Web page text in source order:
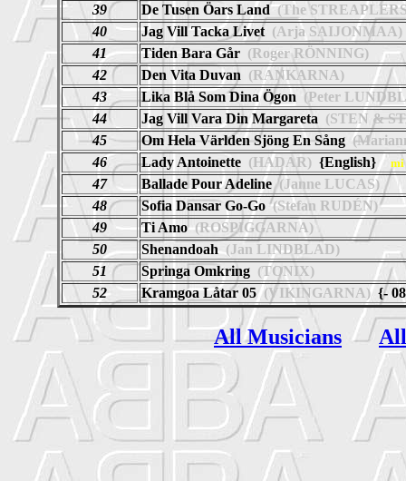
39
De Tusen Öars Land(The
40
Jag Vill Tacka Livet (Arja SAIJONMAA)
41
Tiden Bara Går (Roger RÖNNING)
42
Den Vita Duvan (RANKARNA)
43
Lika Blå Som Dina Ögon (Peter
44
Jag Vill Vara Din Margareta (STEN &
45
Om Hela Världen Sjöng En Sång
46
Lady Antoinette (HADAR) {English} mi
47 Ballade Pour Adeline(Janne LUCAS)
48
Sofia Dansar Go-Go (Stefan RUDÉN)
49
Ti Amo(ROSPIGGARNA)
50
Shenandoah(Jan LINDBLAD)
51
Springa Omkring (TONIX)
52
Kramgoa Låtar 05(VIKINGARNA){- 08
All Musicians